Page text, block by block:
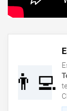
👨‍💻